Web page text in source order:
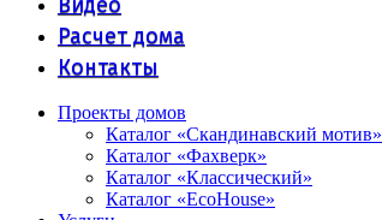
Расчет дома
Контакты
Проекты домов
Каталог «Скандинавский мотив»
Каталог «Фахверк»
Каталог «Классический»
Каталог «EcoHouse»